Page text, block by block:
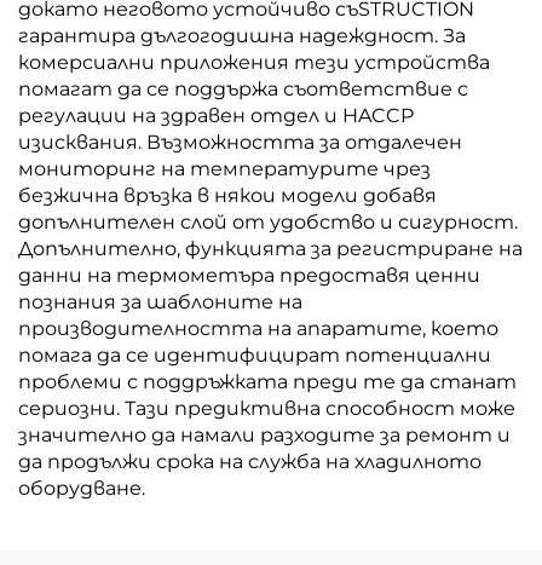
докато неговото устойчиво съSTRUCTION
гарантира дългогодишна надеждност. За
комерсиални приложения тези устройства
помагат да се поддържа съответствие с
регулации на здравен отдел и HACCP
изисквания. Възможността за отдалечен
мониторинг на температурите чрез
безжична връзка в някои модели добавя
допълнителен слой от удобство и сигурност.
Допълнително, функцията за регистриране на
данни на термометъра предоставя ценни
познания за шаблоните на
производителността на апаратите, което
помага да се идентифицират потенциални
проблеми с поддръжката преди те да станат
сериозни. Тази предиктивна способност може
значително да намали разходите за ремонт и
да продължи срока на служба на хладилното
оборудване.